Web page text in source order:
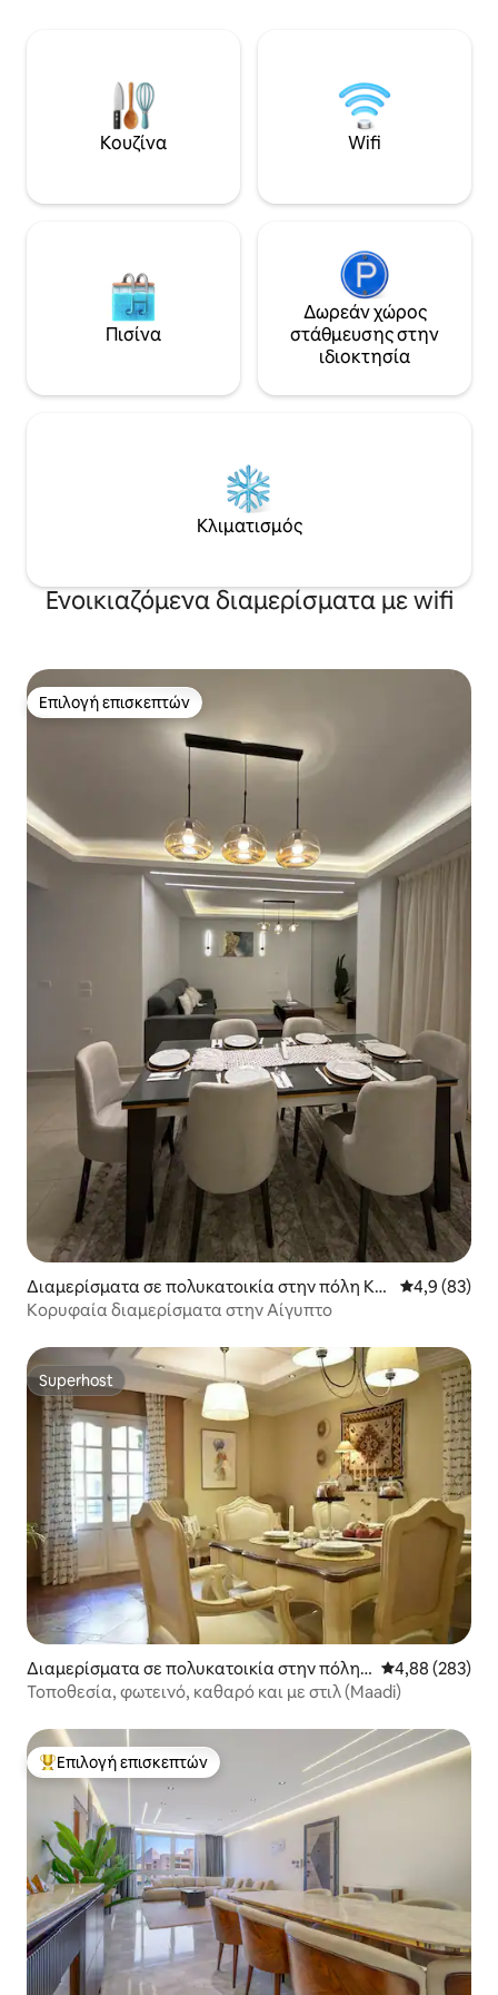
επισκέπτες μας με ειλικρίνεια ως
φίλους, όχι μόνο ως επισκέπτες.
Μπορούμε να διαχειριστούμε την
παραλαβή και την παράδοση από και
Μπορείτε επίσης να ζητήσετε
προτάσεις .
Κουζίνα Wifi
Πισίνα
Δωρεάν χώρος
στάθμευσης στην
ιδιοκτησία
Κλιματισμός
Ενοικιαζόμενα διαμερίσματα με wifi
Επιλογή επισκεπτών
Επιλογή επισκεπτών
Διαμερίσματα σε πολυκατοικία στην πόλη Kaf
r Nassar
Μέση
4,9 (83)
Κορυφαία διαμερίσματα στην Αίγυπτο
Superhost
Superhost
Διαμερίσματα σε πολυκατοικία στην πόλη
Maadi as Sarayat Al Gharbeyah
Μέση
4,88 (283)
Τοποθεσία, φωτεινό, καθαρό και με στιλ (Maadi)
Κορυφαία επιλογή επισκεπτών
Επιλογή επισκεπτών